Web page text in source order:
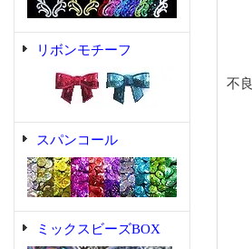
リボンモチーフ
スパンコール
ミックスビーズBOX
不